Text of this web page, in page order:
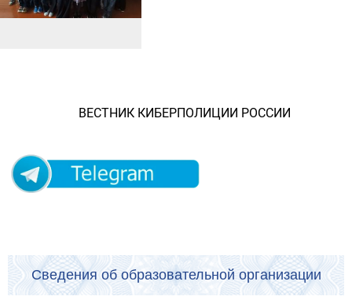
ВЕСТНИК КИБЕРПОЛИЦИИ РОССИИ
Сведения об образовательной организации